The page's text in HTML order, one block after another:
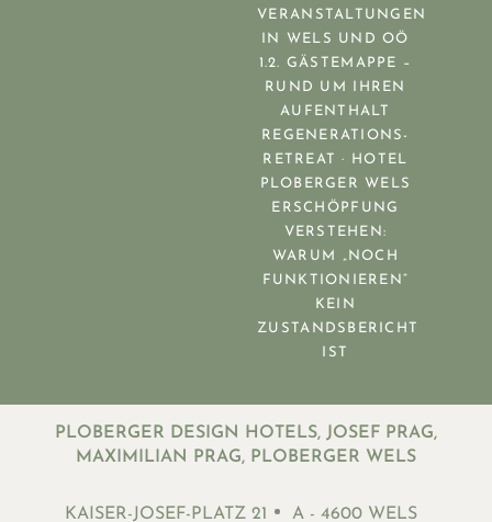
VERANSTALTUNGEN
IN WELS UND OÖ
1.2. GÄSTEMAPPE –
RUND UM IHREN
AUFENTHALT
REGENERATIONS-
RETREAT · HOTEL
PLOBERGER WELS
ERSCHÖPFUNG
VERSTEHEN:
WARUM „NOCH
FUNKTIONIEREN“
KEIN
ZUSTANDSBERICHT
IST
PLOBERGER DESIGN HOTELS, JOSEF PRAG,
MAXIMILIAN PRAG, PLOBERGER WELS
KAISER-JOSEF-PLATZ 21 A - 4600 WELS